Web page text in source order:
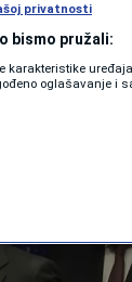
privatnosti
bismo pružali:
karakteristike
oglašavanje i